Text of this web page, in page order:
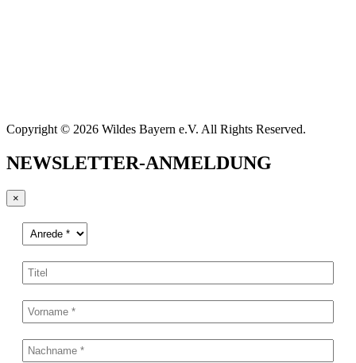
Copyright © 2026 Wildes Bayern e.V. All Rights Reserved.
NEWSLETTER-ANMELDUNG
×